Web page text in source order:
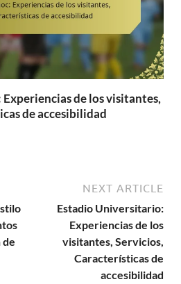
de los visitantes,
de accesibilidad
de
NEXT ARTICLE
Estadio Universitario:
Experiencias de los
visitantes, Servicios,
Características de
accesibilidad